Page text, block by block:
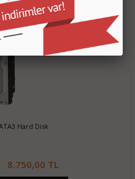
Hard Disk
8.750,00 TL